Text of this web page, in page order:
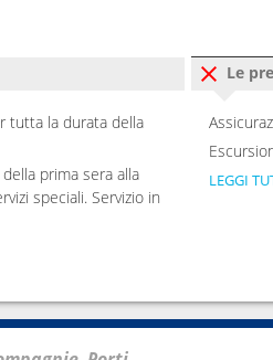
tutta la durata della
prima sera alla
speciali. Servizio in
Le
LEGGI